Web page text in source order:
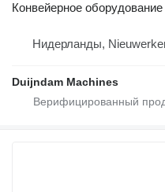
Конвейерное
Нидерланды,
Duijndam Machines